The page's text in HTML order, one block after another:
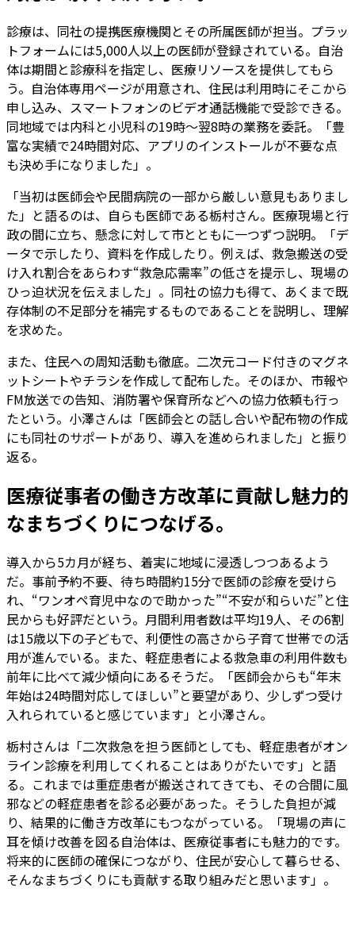
診療は、同社の提携医療機関とその所属医師が担当。プラッ
トフォームには5,000人以上の医師が登録されている。自治
体は期間と診療科を指定し、医療リソースを提供してもら
う。自治体専用ページが用意され、住民は利用時にそこから
申し込み、スマートフォンのビデオ通話機能で受診できる。
同地域では内科と小児科の19時～翌8時の業務を委託。「豊
富な実績で24時間対応、アプリのインストールが不要な点
も決め手になりました」。
「当初は医師会や民間病院の一部から厳しい意見もありまし
た」と語るのは、自らも医師である栃村さん。医療現場と行
政の間に立ち、懸念に対して市とともに一つずつ説明。「デ
ータで示したり、資料を作成したり。例えば、救急搬送の受
け入れ割合をあらわす“救急応需率”の低さを提示し、現場の
ひっ迫状況を伝えました」。同社の協力も得て、あくまで既
存体制の不足部分を補完するものであることを説明し、理解
を求めた。
また、住民への周知活動も徹底。二次元コード付きのマグネ
ットシートやチラシを作成して配布した。そのほか、市報や
FM放送での告知、消防署や保育所などへの協力依頼も行っ
たという。小澤さんは「医師会との話し合いや配布物の作成
にも同社のサポートがあり、導入を進められました」と振り
返る。
医療従事者の働き方改革に貢献し魅力的
なまちづくりにつなげる。
導入から5カ月が経ち、着実に地域に浸透しつつあるよう
だ。事前予約不要、待ち時間約15分で医師の診療を受けら
れ、“ワンオペ育児中なので助かった”“不安が和らいだ”と住
民からも好評だという。月間利用者数は平均19人、その6割
は15歳以下の子どもで、利便性の高さから子育て世帯での活
用が進んでいる。また、軽症患者による救急車の利用件数も
前年に比べて減少傾向にあるそうだ。「医師会からも“年末
年始は24時間対応してほしい”と要望があり、少しずつ受け
入れられていると感じています」と小澤さん。
栃村さんは「二次救急を担う医師としても、軽症患者がオン
ライン診療を利用してくれることはありがたいです」と語
る。これまでは重症患者が搬送されてきても、その合間に風
邪などの軽症患者を診る必要があった。そうした負担が減
り、結果的に働き方改革にもつながっている。「現場の声に
耳を傾け改善を図る自治体は、医療従事者にも魅力的です。
将来的に医師の確保につながり、住民が安心して暮らせる、
そんなまちづくりにも貢献する取り組みだと思います」。